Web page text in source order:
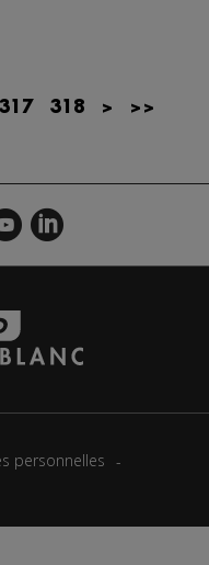
317 318 > >>
personnelles